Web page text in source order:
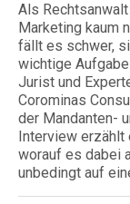
Als
Marketing kaum
fällt es schwer,
wichtige
Jurist und
Corominas
der Mandanten-
Interview erzählt
worauf es dabei
unbedingt auf